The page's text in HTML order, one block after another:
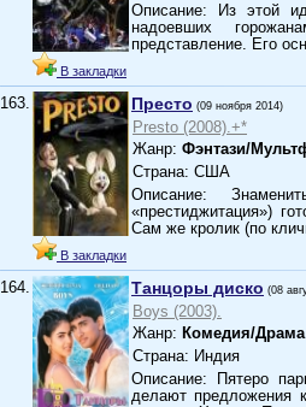
В закладки
Описание: Из этой
надоевших
представление. Его
163.
В закладки
Престо (09 ноября 2014)
Presto (2008).+*
Жанр: Фэнтази/
Страна: США
Описание:
«престиджитация»)
Сам же кролик (по
164. Танцоры диско (08
Boys (2003).
Жанр: Комедия/Драма
Страна: Индия
Описание: Пятеро
делают предложения